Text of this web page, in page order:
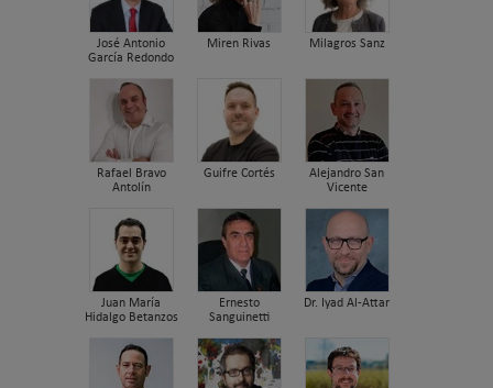
José Antonio
García Redondo
Miren Rivas Milagros Sanz
Rafael Bravo
Antolín
Guifre Cortés
Alejandro San
Vicente
Juan María
Hidalgo Betanzos
Ernesto
Sanguinetti
Dr. Iyad Al-Attar